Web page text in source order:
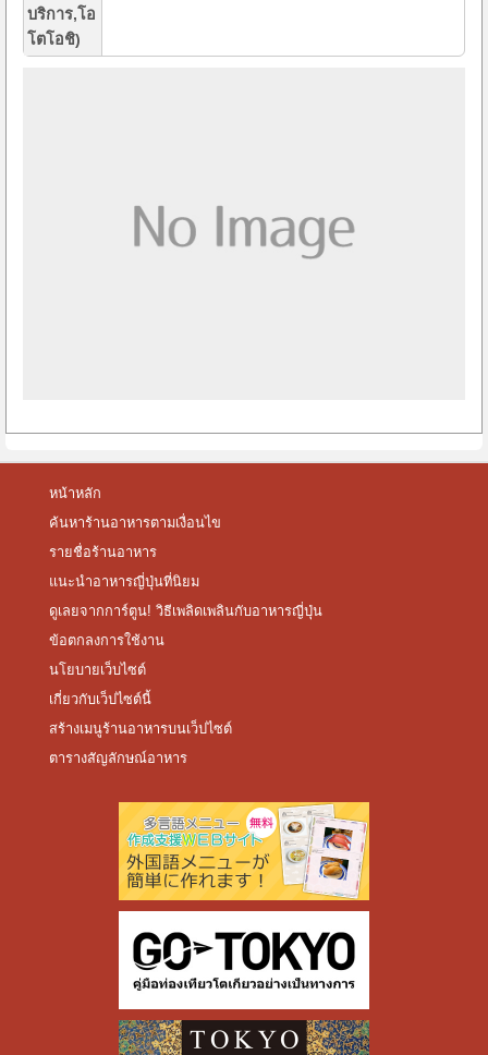
บริการ,โอ
โตโอชิ)
หน้าหลัก
ค้นหาร้านอาหารตามเงื่อนไข
รายชื่อร้านอาหาร
แนะนำอาหารญี่ปุ่นที่นิยม
ดูเลยจากการ์ตูน! วิธีเพลิดเพลินกับอาหารญี่ปุ่น
ข้อตกลงการใช้งาน
นโยบายเว็บไซต์
เกี่ยวกับเว็ปไซต์นี้
สร้างเมนูร้านอาหารบนเว็ปไซต์
ตารางสัญลักษณ์อาหาร